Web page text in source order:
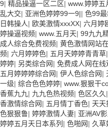
9| 精品操逼一区二区| www.婷婷五
乱大交| 亚洲色婷婷99一9|| 色99
日韩操人| 欧美激情xxxXX| 六月婷
婷操逼视频| www.五月天| 99九九
成人综合免费视频| 黄色激情网站
频| 六月婷婷色| 五月天婷婷青青草|
婷婷| 另类综合网| 免费成人网在线
五月婷婷婷综合网| 伊人色综合网|
一级| 综合色色婷婷| www.狠狠干
香蕉九九 | 九九色热视频| 色区久久 |
香激情综合网| 五月情丁香色| 天天
色狠狠鲁| 婷婷激情人妻| 亚洲AV
婷婷五月天日本系列 | 色啪网| 久草